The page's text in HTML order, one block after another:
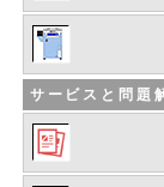
サービスと問題